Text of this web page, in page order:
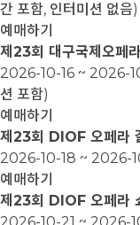
간 포함, 인터미션 없음)
예매하기
제23회 대구국제오페
2026-10-16 ~ 2026-
션 포함)
예매하기
제23회 DIOF 오페라
2026-10-18 ~ 2026-
예매하기
제23회 DIOF 오페라